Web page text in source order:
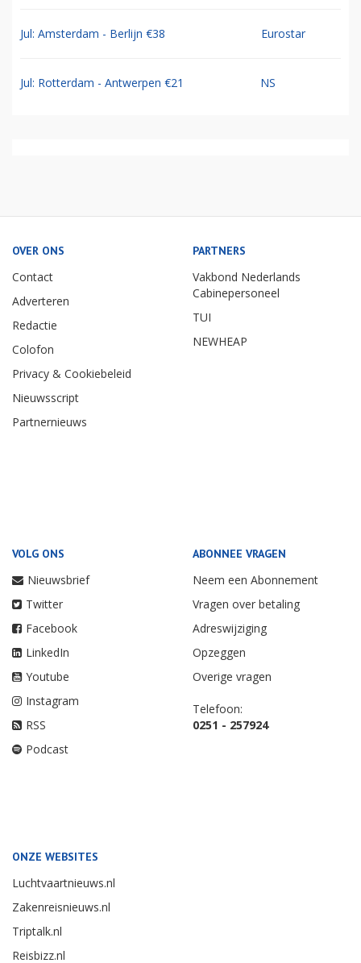
Jul: Amsterdam - Berlijn €38 Eurostar
Jul: Rotterdam - Antwerpen €21 NS
OVER ONS
Contact
Adverteren
Redactie
Colofon
Privacy & Cookiebeleid
Nieuwsscript
Partnernieuws
PARTNERS
Vakbond Nederlands
Cabinepersoneel
TUI
NEWHEAP
VOLG ONS
Nieuwsbrief
Twitter
Facebook
LinkedIn
Youtube
Instagram
RSS
Podcast
ABONNEE VRAGEN
Neem een Abonnement
Vragen over betaling
Adreswijziging
Opzeggen
Overige vragen
Telefoon:
0251 - 257924
ONZE WEBSITES
Luchtvaartnieuws.nl
Zakenreisnieuws.nl
Triptalk.nl
Reisbizz.nl